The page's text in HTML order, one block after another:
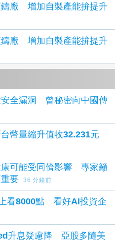
鑄廠 增加自製產能拚提升
鑄廠 增加自製產能拚提升
安全漏洞 曾秘密向中國傳
幣量縮升值收32.231元
可能受同儕影響 專家籲
要
36 分鐘前
看8000點 看好AI投資企
升息疑慮降 亞股多隨美